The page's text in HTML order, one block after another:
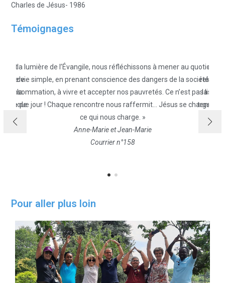
Charles de Jésus- 1986
Témoignages
à mener au quotidien
des dangers de la société de
pauvretés. Ce n’est pas lisse
raffermit… Jésus se charge de
charge. »
« En fraternité, j’ai rencontré une belle
relation : celle de la confiance et de
la compréhension du cœur, celle de
tendresse et de l’attention d’être là, celle
la patience et du silence qui permet aux
Pour aller plus loin